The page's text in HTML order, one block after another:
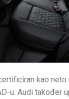
kao neto
u. Audi također